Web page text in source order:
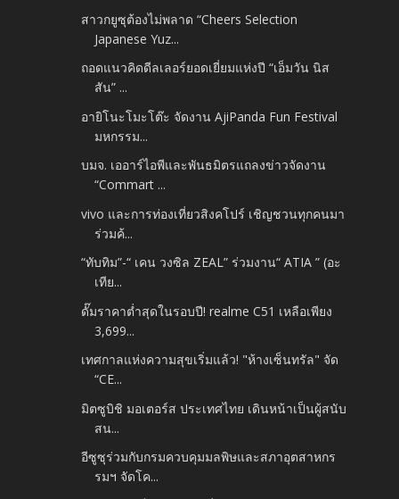
สาวกยูซุต้องไม่พลาด “Cheers Selection
Japanese Yuz...
ถอดแนวคิดดีลเลอร์ยอดเยี่ยมแห่งปี “เอ็มวัน นิส
สัน” ...
อายิโนะโมะโต๊ะ จัดงาน AjiPanda Fun Festival
มหกรรม...
บมจ. เออาร์ไอพีและพันธมิตรแถลงข่าวจัดงาน
“Commart ...
vivo และการท่องเที่ยวสิงคโปร์ เชิญชวนทุกคนมา
ร่วมค้...
“ทับทิม”-“ เคน วงซิล ZEAL” ร่วมงาน“ ATIA ” (อะ
เทีย...
ดั๊มราคาต่ำสุดในรอบปี! realme C51 เหลือเพียง
3,699...
เทศกาลแห่งความสุขเริ่มแล้ว! "ห้างเซ็นทรัล" จัด
“CE...
มิตซูบิชิ มอเตอร์ส ประเทศไทย เดินหน้าเป็นผู้สนับ
สน...
อีซูซุร่วมกับกรมควบคุมมลพิษและสภาอุตสาหกร
รมฯ จัดโค...